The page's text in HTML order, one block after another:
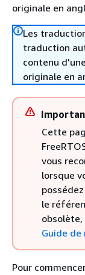
originale en
Les
traduction
contenu
originale en
Cette
vous
lorsque
le
Guide
Pour